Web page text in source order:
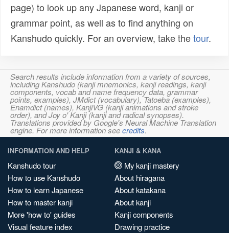
page) to look up any Japanese word, kanji or
grammar point, as well as to find anything on
Kanshudo quickly. For an overview, take thetour.
Search results include information from a variety of sources,
including Kanshudo (kanji mnemonics, kanji readings, kanji
components, vocab and name frequency data, grammar
points, examples), JMdict (vocabulary), Tatoeba (examples),
Enamdict (names), KanjiVG (kanji animations and stroke
order), and Joy o' Kanji (kanji and radical synopses).
Translations provided by Google's Neural Machine Translation
engine. For more information seecredits.
INFORMATION AND HELP
Kanshudo tour
How to use Kanshudo
How to learn Japanese
How to master kanji
More 'how to' guides
Visual feature index
KANJI & KANA
My kanji mastery
About hiragana
About katakana
About kanji
Kanji components
Drawing practice